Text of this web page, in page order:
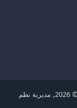
الجامعة العربية الخاصة للعلوم والتكنولوجيا © 2026, مديرية نظم